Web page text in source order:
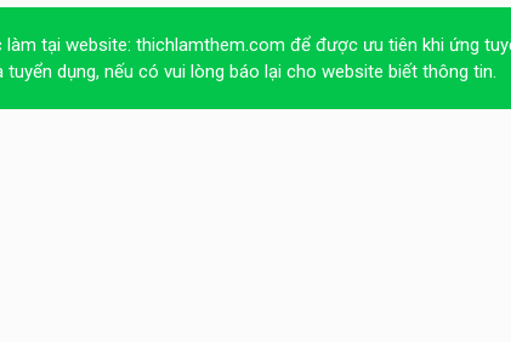
làm tại website: thichlamthem.com để được ưu tiên khi ứng
dụng, nếu có vui lòng báo lại cho website biết thông tin.